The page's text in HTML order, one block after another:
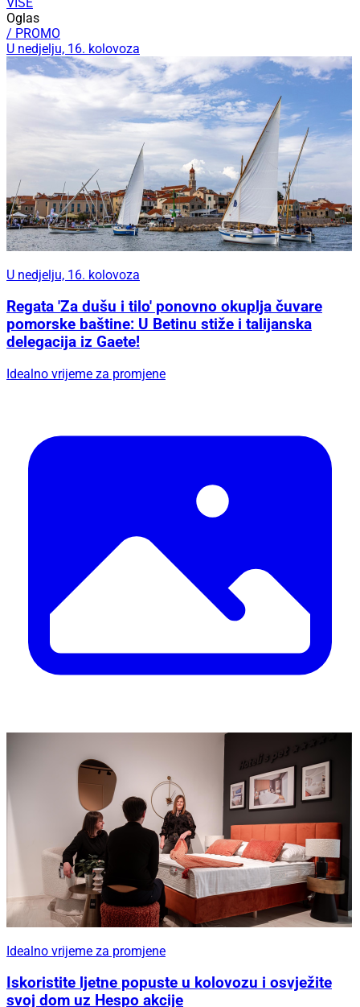
VIŠE
Oglas
/ PROMO
U nedjelju, 16. kolovoza
U nedjelju, 16. kolovoza
Regata 'Za dušu i tilo' ponovno okuplja čuvare
pomorske baštine: U Betinu stiže i talijanska
delegacija iz Gaete!
Idealno vrijeme za promjene
Idealno vrijeme za promjene
Iskoristite ljetne popuste u kolovozu i osvježite
svoj dom uz Hespo akcije